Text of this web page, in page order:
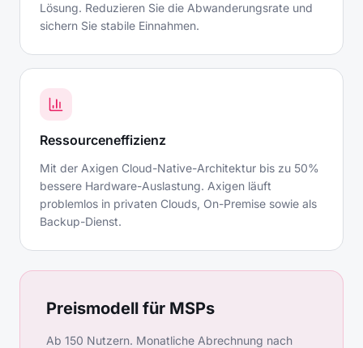
Lösung. Reduzieren Sie die Abwanderungsrate und
sichern Sie stabile Einnahmen.
Ressourceneffizienz
Mit der Axigen Cloud-Native-Architektur bis zu 50%
bessere Hardware-Auslastung. Axigen läuft
problemlos in privaten Clouds, On-Premise sowie als
Backup-Dienst.
Preismodell für MSPs
Ab 150 Nutzern. Monatliche Abrechnung nach